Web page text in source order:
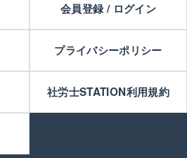
会員登録 / ログイン
プライバシーポリシー
社労士STATION利用規約